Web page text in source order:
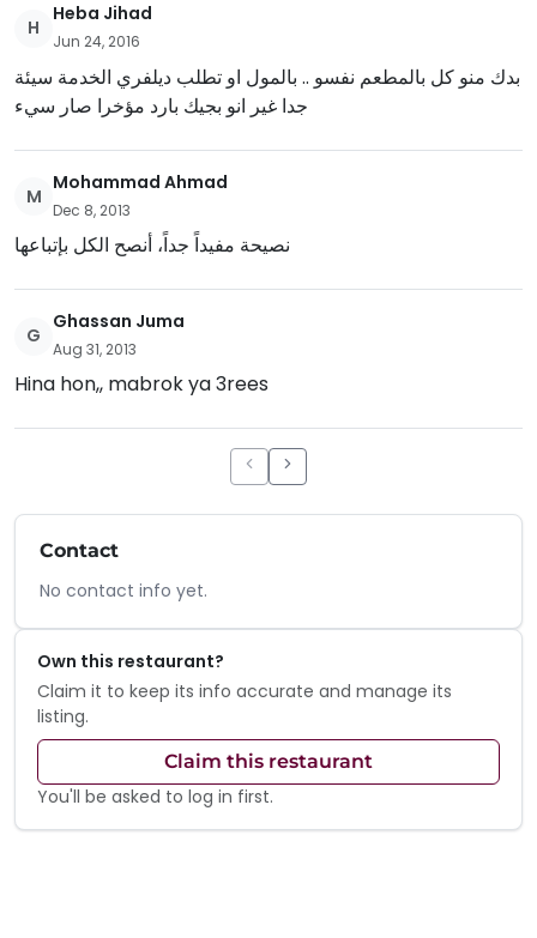
H
Heba Jihad
Jun 24, 2016
بدك منو كل بالمطعم نفسو .. بالمول او تطلب ديلفري الخدمة سيئة
جدا غير انو بجيك بارد مؤخرا صار سيء
M
Mohammad Ahmad
Dec 8, 2013
نصيحة مفيداً جداً، أنصح الكل بإتباعها
G
Ghassan Juma
Aug 31, 2013
Hina hon,, mabrok ya 3rees
Contact
No contact info yet.
Own this restaurant?
Claim it to keep its info accurate and manage its
listing.
Claim this restaurant
You'll be asked to log in first.